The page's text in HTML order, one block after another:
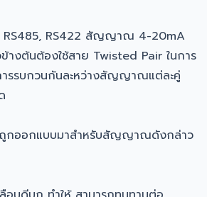
RS422 สัญญาณ 4-20mA
ต้นต้องใช้สาย Twisted Pair ในการ
รบกวนกันละหว่างสัญญาณแต่ละคู่
กออกแบบมาสำหรับสัญญาณดังกล่าว